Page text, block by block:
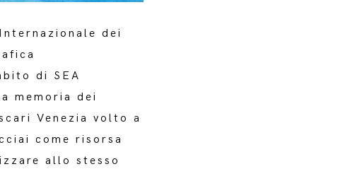
dei
di SEA
memoria dei
Venezia volto a
come risorsa
allo stesso